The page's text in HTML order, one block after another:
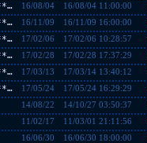
16/08/04 16/08/04 11:00:00
16/11/09 16/11/09 16:00:00
17/02/06 17/02/06 10:28:57
17/02/28 17/02/28 17:37:29
17/03/13 17/03/14 13:40:12
17/05/24 17/05/24 16:29:29
14/08/22 14/10/27 03:50:37
11/02/17 11/03/01 21:11:56
16/06/30 16/06/30 18:00:00